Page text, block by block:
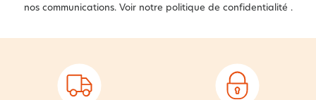
nos communications. Voir notre politique de confidentialité .